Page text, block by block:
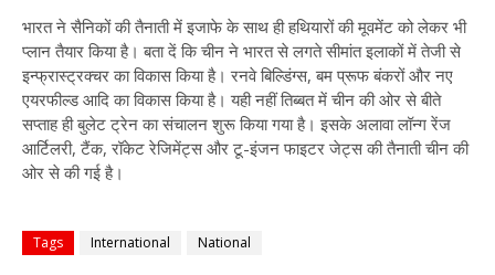
भारत ने सैनिकों की तैनाती में इजाफे के साथ ही हथियारों की मूवमेंट को लेकर भी
प्लान तैयार किया है। बता दें कि चीन ने भारत से लगते सीमांत इलाकों में तेजी से
इन्फ्रास्ट्रक्चर का विकास किया है। रनवे बिल्डिंग्स, बम प्रूफ बंकरों और नए
एयरफील्ड आदि का विकास किया है। यही नहीं तिब्बत में चीन की ओर से बीते
सप्ताह ही बुलेट ट्रेन का संचालन शुरू किया गया है। इसके अलावा लॉन्ग रेंज
आर्टिलरी, टैंक, रॉकेट रेजिमेंट्स और टू-इंजन फाइटर जेट्स की तैनाती चीन की
ओर से की गई है।
Tags International National